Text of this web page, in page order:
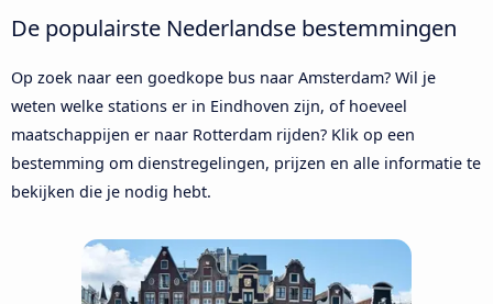
De populairste Nederlandse bestemmingen
Op zoek naar een goedkope bus naar Amsterdam? Wil je
weten welke stations er in Eindhoven zijn, of hoeveel
maatschappijen er naar Rotterdam rijden? Klik op een
bestemming om dienstregelingen, prijzen en alle informatie te
bekijken die je nodig hebt.